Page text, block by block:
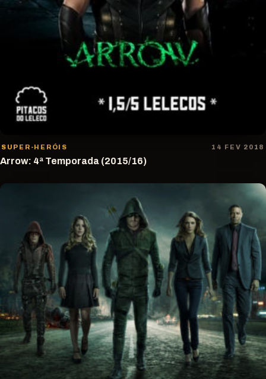
SUPER-HERÓIS 14 FEV 2018
Arrow: 4ª Temporada (2015/16)